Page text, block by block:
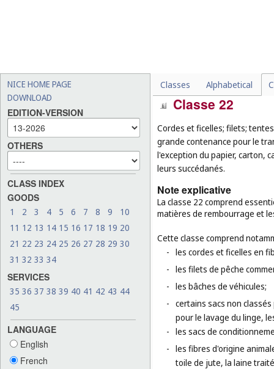
NICE HOME PAGE
DOWNLOAD
EDITION-VERSION
OTHERS
CLASS INDEX
GOODS
1 2 3 4 5 6 7 8 9
10
11 12 13 14 15 16 17 18 19 20
21 22 23 24 25 26 27 28 29 30
31 32 33 34
SERVICES
35 36 37 38 39 40 41 42 43 44
45
LANGUAGE
English
French
Classes Alphabetical
les miroirs pour la toilette
Classe 22
Cordes et ficelles; filets;
grande contenance pour le
l'exception du papier, carton,
leurs succédanés.
Note explicative
La classe 22 comprend
matières de rembourrage et
Cette classe comprend
- les cordes et ficelles en
- les filets de pêche
- les bâches de véhicules;
- certains sacs non
pour le lavage du linge,
- les sacs de
- les fibres d'origine
toile de jute, la laine